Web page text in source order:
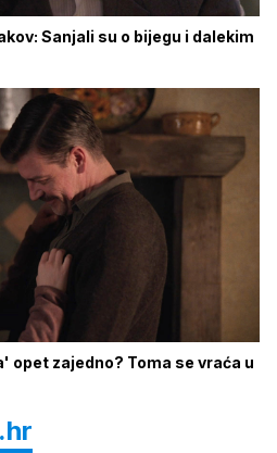
Sanjali su o bijegu i dalekim
opet zajedno? Toma se vraća u